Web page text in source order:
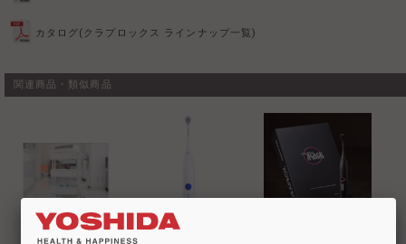
カタログ(クラプロックス ラインナップ一覧)
関連商品・類似商品